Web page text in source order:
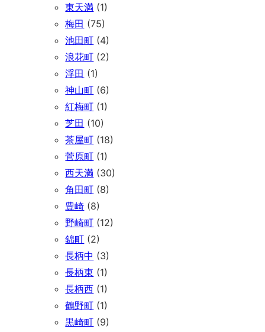
東天満 (1)
梅田 (75)
池田町 (4)
浪花町 (2)
浮田 (1)
神山町 (6)
紅梅町 (1)
芝田 (10)
茶屋町 (18)
菅原町 (1)
西天満 (30)
角田町 (8)
豊崎 (8)
野崎町 (12)
錦町 (2)
長柄中 (3)
長柄東 (1)
長柄西 (1)
鶴野町 (1)
黒崎町 (9)